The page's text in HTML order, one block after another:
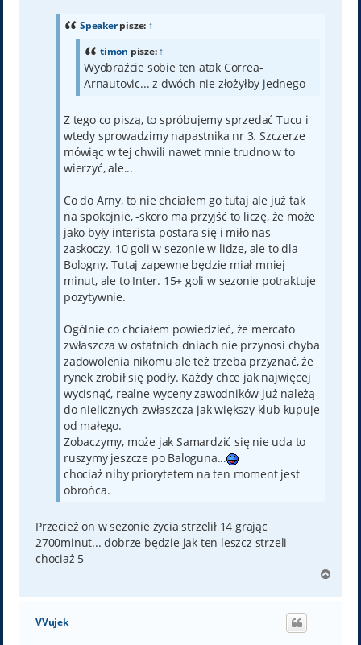
Speakerpisze: ↑
timon pisze:↑
Wyobraźcie sobie ten atak Correa-
Arnautovic... z dwóch nie złożyłby jednego
Z tego co piszą, to spróbujemy sprzedać Tucu i
wtedy sprowadzimy napastnika nr 3. Szczerze
mówiąc w tej chwili nawet mnie trudno w to
wierzyć, ale...
Co do Arny, to nie chciałem go tutaj ale już tak
na spokojnie, -skoro ma przyjść to liczę, że może
jako były interista postara się i miło nas
zaskoczy. 10 goli w sezonie w lidze, ale to dla
Bologny. Tutaj zapewne będzie miał mniej
minut, ale to Inter. 15+ goli w sezonie potraktuje
pozytywnie.
Ogólnie co chciałem powiedzieć, że mercato
zwłaszcza w ostatnich dniach nie przynosi chyba
zadowolenia nikomu ale też trzeba przyznać, że
rynek zrobił się podły. Każdy chce jak najwięcej
wycisnąć, realne wyceny zawodników już należą
do nielicznych zwłaszcza jak większy klub kupuje
od małego.
Zobaczymy, może jak Samardzić się nie uda to
ruszymy jeszcze po Baloguna...
chociaż niby priorytetem na ten moment jest
obrońca.
Przecież on w sezonie życia strzelił 14 grając
2700minut... dobrze będzie jak ten leszcz strzeli
chociaż 5
g
VVujek